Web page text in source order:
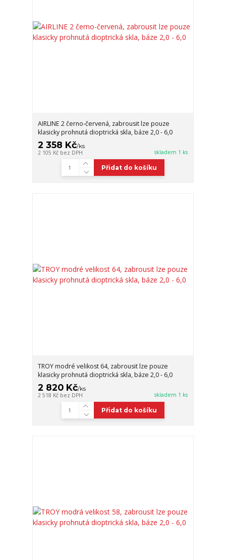
AIRLINE 2 černo-červená, zabrousit lze pouze
klasicky prohnutá dioptrická skla, báze 2,0 - 6,0
2 358 Kč/ks
2 105 Kč bez DPH skladem 1 ks
Přidat do košíku
TROY modré velikost 64, zabrousit lze pouze
klasicky prohnutá dioptrická skla, báze 2,0 - 6,0
2 820 Kč/ks
2 518 Kč bez DPH skladem 1 ks
Přidat do košíku